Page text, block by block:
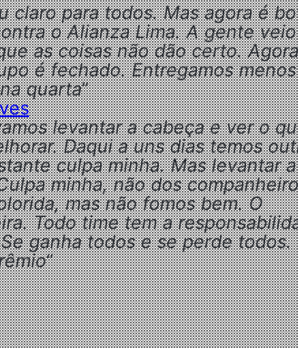
claro para todos. Mas agora é
o Alianza Lima. A gente veio
as coisas não dão certo.
é fechado. Entregamos
quarta”
levantar a cabeça e ver o
Daqui a uns dias temos
culpa minha. Mas levantar a
minha, não dos
mas não fomos bem. O
Todo time tem a
ganha todos e se perde todos.
“